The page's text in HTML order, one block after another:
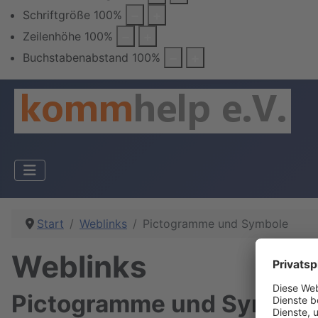
Schriftgröße 100%
Zeilenhöhe 100%
Buchstabenabstand 100%
Start Weblinks Pictogramme und Symbole
Weblinks
Pictogramme und